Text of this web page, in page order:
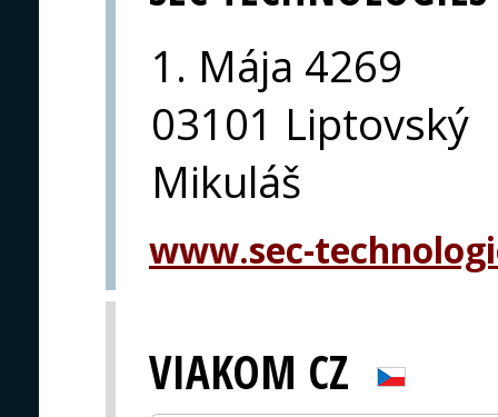
1. Mája 4269
03101 Liptovský
Mikuláš
www.sec-
VIAKOM CZ